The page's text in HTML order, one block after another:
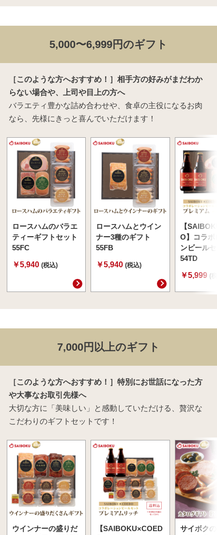
5,000〜6,999円のギフト
［このような方へおすすめ！］相手方の好みがまだわか
らない場合や、上司や目上の方へ
バラエティ豊かな詰め合わせや、食卓の主役になるお肉
なら、先様にきっと喜んでいただけます！
ロースハムのバラエ
ティーギフトセット
55FC
￥5,940 (税込)
ロースハムとウイン
ナー3種のギフト
55FB
￥5,940 (税込)
【
O】コラボ
ンビール
54TD
￥5,999 (
7,000円以上のギフト
［このような方へおすすめ！］特別にお世話になった方
や大事なお取引先様へ
大切な方に「美味しい」と感動していただける、贅沢な
こだわりのギフトセットです！
ウインナーの盛りだ
【SAIBOKU×COED
サイボク